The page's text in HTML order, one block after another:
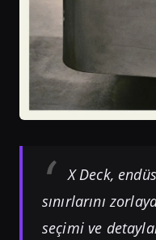
X Deck,
sınırlarını
seçimi ve